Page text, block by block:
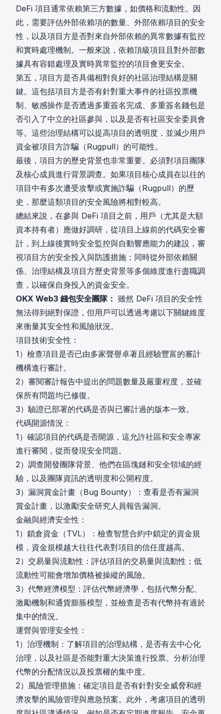
DeFi 項目通常依賴第三方數據，如價格和流動性。因
此，需要評估外部依賴項的數量、外部依賴項目的安全
性，以及項目方是否對來自外部依賴的異常數據有監控
和實時處理機制。一般來說，依賴頂級項目且對外部數
據具有容錯處理及實時異常監控的項目會更安全。
第五，項目方是否具備相對良好的社區治理結構是關
鍵。這包括項目方是否有針對重大事件的社區投票機
制、敏感操作是否透過多重簽名完成、多重簽名錢包是
否引入了中立的社區參與，以及是否有社區安全委員會
等。這些治理結構可以提高項目的透明度，並減少用戶
資金被項目方詐騙（Rugpull）的可能性。
最後，項目方的歷史背景也非常重要。必須對項目團隊
及核心成員進行背景調查。如果項目核心成員在以往的
項目中有多次遭受攻擊或實施詐騙（Rugpull）的歷
史，那麼這類項目的安全風險將相對較高。
總結來說，在參與 DeFi 項目之前，用戶（尤其是大額
資本持有者）應做好調研，從項目上線前的代碼安全審
計，到上線後實時安全監控與自動響應能力的建設，審
視項目方的安全投入與防護措施；同時從外部依賴關
係、治理結構及項目方歷史背景等多個維度進行盡職調
查，以確保自身投入的資金安全。
OKX Web3 錢包安全團隊： 雖然 DeFi 項目的安全性
無法得到絕對保證，但用戶可以透過考慮以下關鍵維度
來衡量其安全性和風險狀況。
項目技術安全性：
1）檢查項目是否已由多家聲譽卓著且經驗豐富的審計
機構進行審計。
2）審閱審計報告中提出的問題數量及嚴重程度，並確
保所有問題均已修復。
3）驗證已部署的代碼是否與已審計過的版本一致。
代碼開源情況：
1）確認項目的代碼是否開源，這允許社區和安全專家
進行審閱，從而發現安全問題。
2）調查開發團隊背景、他們在區塊鏈和安全領域的經
驗，以及團隊資訊的透明度和公開程度。
3）漏洞賞金計畫（Bug Bounty）：查看是否有漏洞
賞金計畫，以激勵安全研究人員報告漏洞。
金融與經濟安全性：
1）鎖倉資金（TVL）：檢查智慧合約中鎖定的資金規
模，資金規模越大往往代表對項目的信任度越高。
2）交易量與流動性：評估項目的交易量與流動性；低
流動性可能會增加價格被操縱的風險。
3）代幣經濟模型：評估代幣經濟學，包括代幣分配、
激勵機制和通貨膨脹模型，並檢查是否有代幣持有過於
集中的情況。
運營與管理安全性：
1）治理機制：了解項目的治理結構，是否有去中心化
治理，以及社區是否能對重大決策進行投票。分析治理
代幣的分配情況以及投票權的集中度。
2）風險管理措施：確定項目是否有針對安全威脅和經
濟攻擊的風險管理與應急預案。此外，考慮項目的透明